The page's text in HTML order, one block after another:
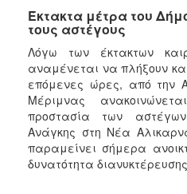
ΕΠΙΣΚΕΠΤΗΣ
ΗΡΑΚΛΕΙΟ
Έκτακτα μέτρα του
τους αστέγους
Λόγω των έκτακτων
αναμένεται να πλήξουν
επόμενες ώρες, από την
Μέριμνας
προστασία των
Ανάγκης στη Νέα
παραμείνει σήμερα
δυνατότητα